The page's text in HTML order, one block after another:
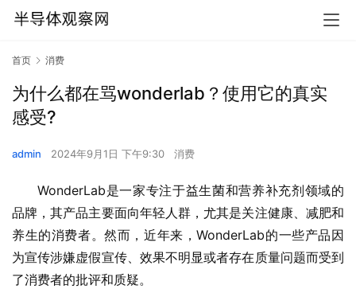
首页 消费
为什么都在骂wonderlab？使用它的真实
感受?
admin 2024年9月1日 下午9:30 消费
WonderLab是一家专注于益生菌和营养补充剂领域的
品牌，其产品主要面向年轻人群，尤其是关注健康、减肥和
养生的消费者。然而，近年来，WonderLab的一些产品因
为宣传涉嫌虚假宣传、效果不明显或者存在质量问题而受到
了消费者的批评和质疑。